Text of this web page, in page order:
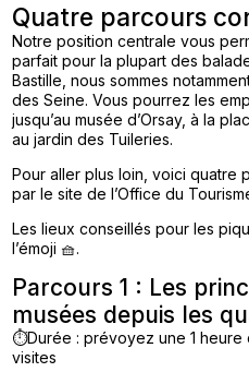
Quatre parcours
Notre position centrale vous
parfait pour la plupart des
Bastille, nous sommes
des Seine. Vous pourrez les
jusqu’au musée d’Orsay, à la
au jardin des Tuileries.
Pour aller plus loin, voici quatre
par le site de l’Office du
Les lieux conseillés pour les
l’émoji 🧺.
Parcours 1 : Les
musées depuis les
⏱️Durée : prévoyez une 1 heure
visites